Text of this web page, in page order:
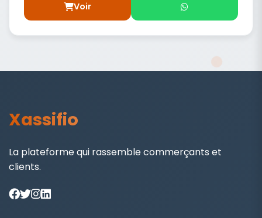
Voir
Xassifio
La plateforme qui rassemble commerçants et
clients.